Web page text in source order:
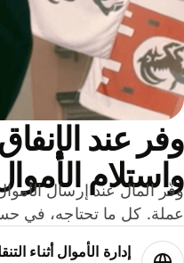
عند
الأموال
كل ما تحتاجه، في
إدارة الأموال أثناء